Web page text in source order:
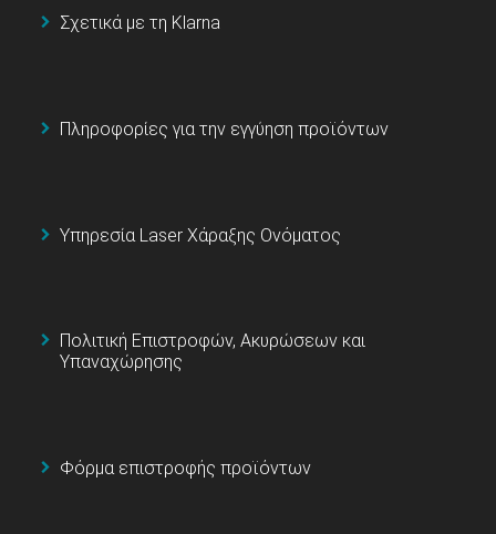
Σχετικά με τη Klarna
Πληροφορίες για την εγγύηση προϊόντων
Υπηρεσία Laser Χάραξης Ονόματος
Πολιτική Επιστροφών, Ακυρώσεων και
Υπαναχώρησης
Φόρμα επιστροφής προϊόντων